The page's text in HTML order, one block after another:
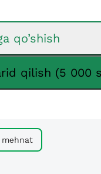
qo’shish
qilish (5 000
mеhnat